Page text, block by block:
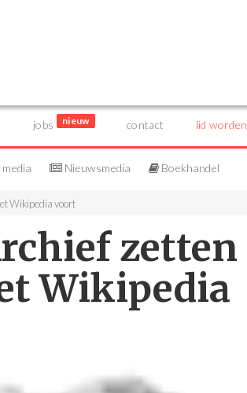
jobs nieuw contact lid worden
Nieuwsmedia Boekhandel
Wikipedia voort
zetten
Wikipedia